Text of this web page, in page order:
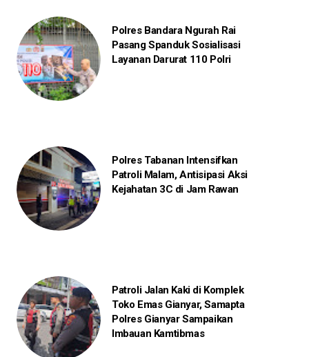
Polres Bandara Ngurah Rai
Pasang Spanduk Sosialisasi
Layanan Darurat 110 Polri
Polres Tabanan Intensifkan
Patroli Malam, Antisipasi Aksi
Kejahatan 3C di Jam Rawan
Patroli Jalan Kaki di Komplek
Toko Emas Gianyar, Samapta
Polres Gianyar Sampaikan
Imbauan Kamtibmas